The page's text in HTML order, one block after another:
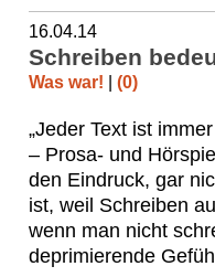
16.04.14
Schreiben
Was war! (0)
„Jeder Text ist
– Prosa- und
den Eindruck, gar
ist, weil Schreiben
wenn man nicht
deprimierende